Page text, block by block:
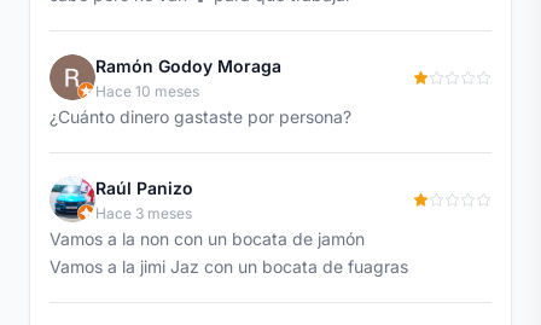
Ramón Godoy Moraga
Hace 10 meses
¿Cuánto dinero gastaste por persona?
Raúl Panizo
Hace 3 meses
Vamos a la non con un bocata de jamón
Vamos a la jimi Jaz con un bocata de fuagras